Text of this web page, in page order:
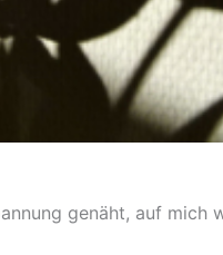
genäht, auf mich